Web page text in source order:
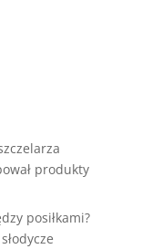
produkty
posiłkami?